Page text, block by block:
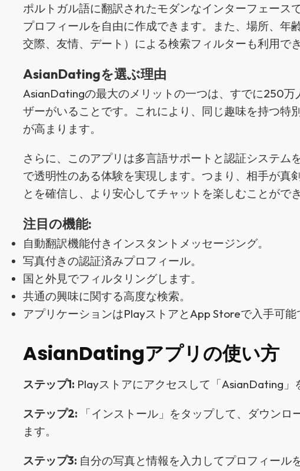
ポルトガル語に翻訳されたモダンなインターフェース
プロフィールを自由に作成できます。また、場所、年
交際、友情、デート）による検索フィルターも利用でき
AsianDatingを選ぶ理由
AsianDatingの最大のメリットの一つは、すでに250万
ザーがいることです。これにより、同じ趣味を持つ特
が高まります。
さらに、このアプリは多言語サポートと認証システム
で透明性のある体験を実現します。つまり、相手が真
とを確信し、より安心してチャットを楽しむことができ
注目の機能:
自動翻訳機能付きインスタントメッセージング。
写真付きの認証済みプロフィール。
国と外見でフィルタリングします。
共通の興味に関する高度な検索。
アプリケーションはPlayストアとApp Storeで入手可能
AsianDatingアプリの使い方
ステップ1: Playストアにアクセスして「AsianDating」
ステップ2: 「インストール」をタップして、ダウンロ
ます。
ステップ3: 自分の写真と情報を入力してプロフィール